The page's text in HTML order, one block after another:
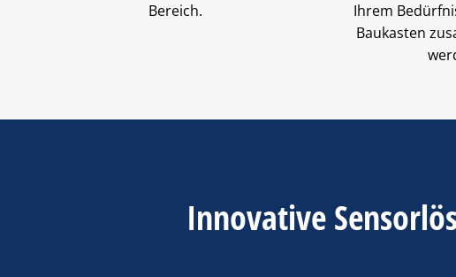
Bereich.
Ihrem
Baukasten
Innovative